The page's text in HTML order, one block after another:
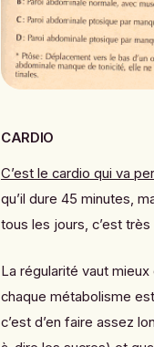
CARDIO
C’est le cardio qui va
qu’il dure 45 minutes,
tous les jours, c’est très
La régularité vaut
chaque métabolisme
c’est d’en faire assez